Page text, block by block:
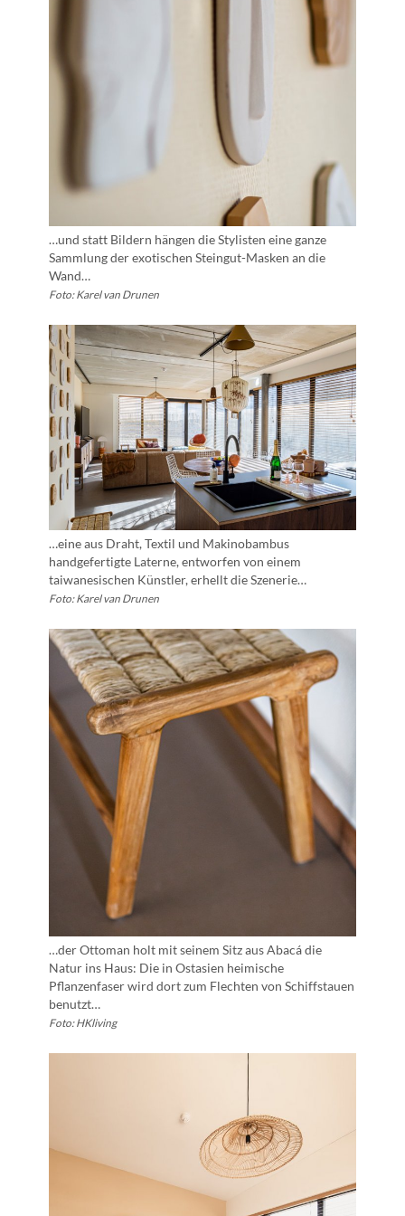
…und statt Bildern hängen die Stylisten eine ganze
Sammlung der exotischen Steingut-Masken an die
Wand…
Foto: Karel van Drunen
…eine aus Draht, Textil und Makinobambus
handgefertigte Laterne, entworfen von einem
taiwanesischen Künstler, erhellt die Szenerie…
Foto: Karel van Drunen
…der Ottoman holt mit seinem Sitz aus Abacá die
Natur ins Haus: Die in Ostasien heimische
Pflanzenfaser wird dort zum Flechten von Schiffstauen
benutzt…
Foto: HKliving